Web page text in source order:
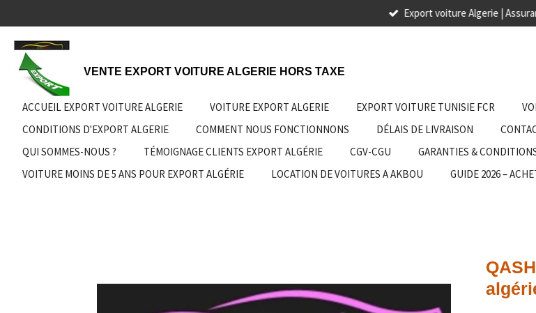
au
contenu
principal
Export voiture Algerie |
VENTE EXPORT VOITURE ALGERIE HORS TAXE
ACCUEIL EXPORT VOITURE ALGERIE VOITURE EXPORT ALGERIE EXPORT VOITURE TUNISIE FCR
CONDITIONS D'EXPORT ALGERIE
COMMENT NOUS FONCTIONNONS DÉLAIS DE LIVRAISON
QUI SOMMES-NOUS ?
TÉMOIGNAGE CLIENTS EXPORT ALGÉRIE CGV-CGU GARANTIES &
VOITURE MOINS DE 5 ANS POUR EXPORT ALGÉRIE
LOCATION DE VOITURES A AKBOU
GUIDE 2026 –